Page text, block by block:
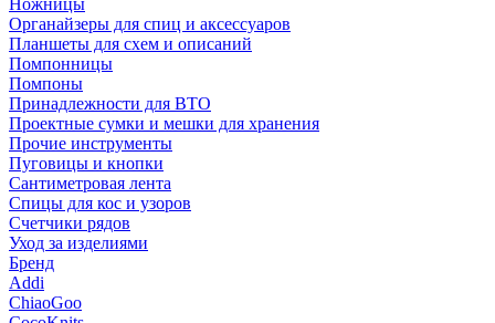
Ножницы
Органайзеры для спиц и аксессуаров
Планшеты для схем и описаний
Помпонницы
Помпоны
Принадлежности для ВТО
Проектные сумки и мешки для хранения
Прочие инструменты
Пуговицы и кнопки
Сантиметровая лента
Спицы для кос и узоров
Счетчики рядов
Уход за изделиями
Бренд
Addi
ChiaoGoo